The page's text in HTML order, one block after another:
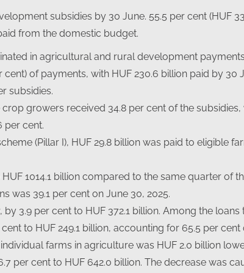
subsidies by 30 June. 55.5 per cent (HUF
from the domestic budget.
in agricultural and rural development payments
of payments, with HUF 230.6 billion paid by 30
subsidies.
growers received 34.8 per cent of the
per cent.
(Pillar I), HUF 29.8 billion was paid to eligible
1014.1 billion compared to the same quarter of
was 39.1 per cent on June 30, 2025.
3.9 per cent to HUF 372.1 billion. Among the
to HUF 249.1 billion, accounting for 65.5 per
farms in agriculture was HUF 2.0 billion
per cent to HUF 642.0 billion. The decrease was